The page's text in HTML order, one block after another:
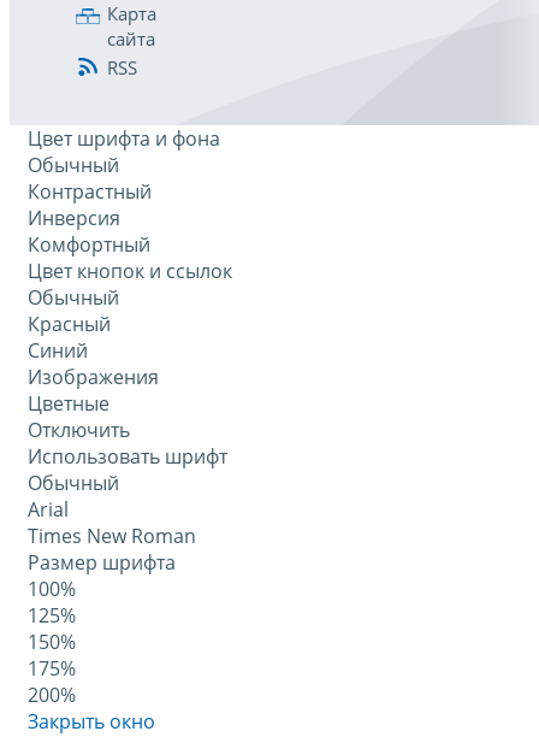
Карта
сайта
RSS
Цвет шрифта и фона
Обычный
Контрастный
Инверсия
Комфортный
Цвет кнопок и ссылок
Обычный
Красный
Синий
Изображения
Цветные
Отключить
Использовать шрифт
Обычный
Arial
Times New Roman
Размер шрифта
100%
125%
150%
175%
200%
Закрыть окно